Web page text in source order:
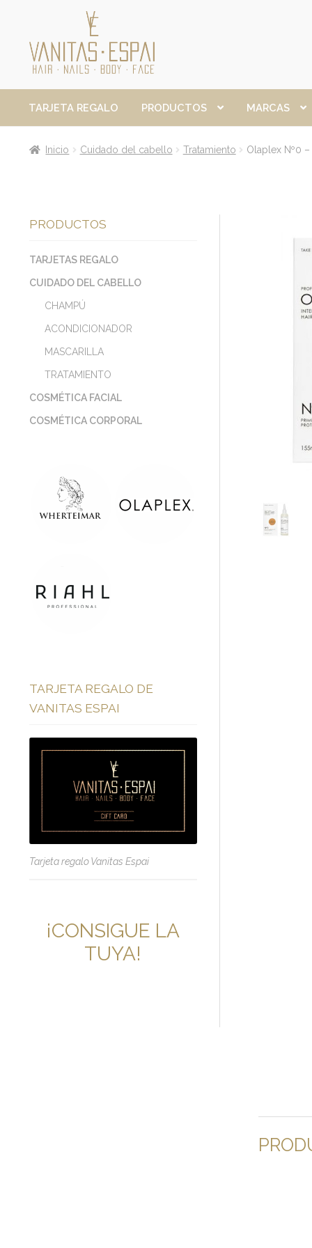
la
navegación
contenido
TARJETA REGALO PRODUCTOS MARCAS
Inicio Cuidado del cabello Tratamiento Olaplex Nº0
PRODUCTOS
TARJETAS REGALO
CUIDADO DEL CABELLO
CHAMPÚ
ACONDICIONADOR
MASCARILLA
TRATAMIENTO
COSMÉTICA FACIAL
COSMÉTICA CORPORAL
TARJETA REGALO DE
VANITAS ESPAI
Tarjeta regalo Vanitas Espai
¡CONSIGUE LA
TUYA!